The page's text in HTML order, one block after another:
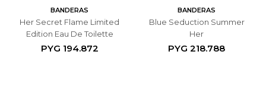
BANDERAS
Her Secret Flame Limited
Edition Eau De Toilette
PYG 194.872
BANDERAS
Blue Seduction Summer
Her
PYG 218.788